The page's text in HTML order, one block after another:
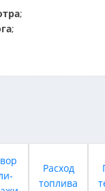
;
;
Расход
топлива